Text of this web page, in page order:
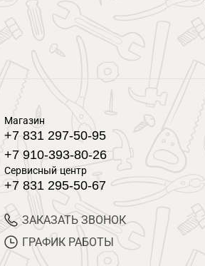
Магазин
+7 831 297-50-95
+7 910-393-80-26
Сервисный центр
+7 831 295-50-67
ЗАКАЗАТЬ ЗВОНОК
ГРАФИК РАБОТЫ